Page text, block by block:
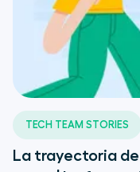
TECH TEAM STORIES
La trayectoria de